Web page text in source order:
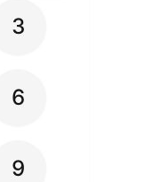
3
6
9